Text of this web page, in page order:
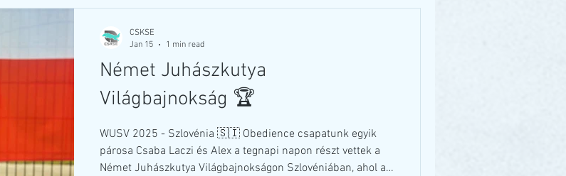
Német Juhászkutya
Világbajnokság 🏆
WUSV 2025 - Szlovénia 🇸🇮 Obedience csapatunk egyik
párosa Csaba Laczi és Alex a tegnapi napon részt vettek a
Német Juhászkutya Világbajnokságon Szlovéniában, ahol a
CSKSE
Jan 15
1 min read